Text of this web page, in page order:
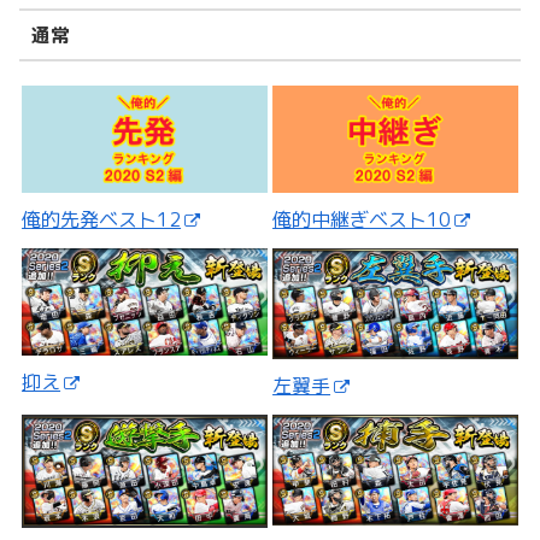
通常
俺的先発ベスト12 俺的中継ぎベスト10
抑え 左翼手